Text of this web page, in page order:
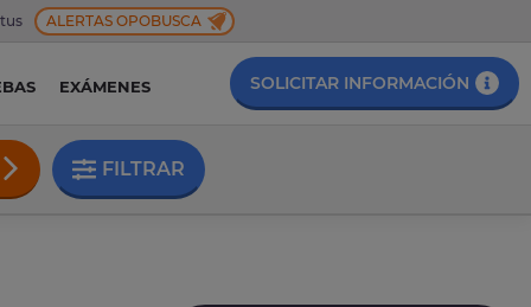
ALERTAS OPOBUSCA
EXÁMENES SOLICITAR INFORMACIÓN
FILTRAR